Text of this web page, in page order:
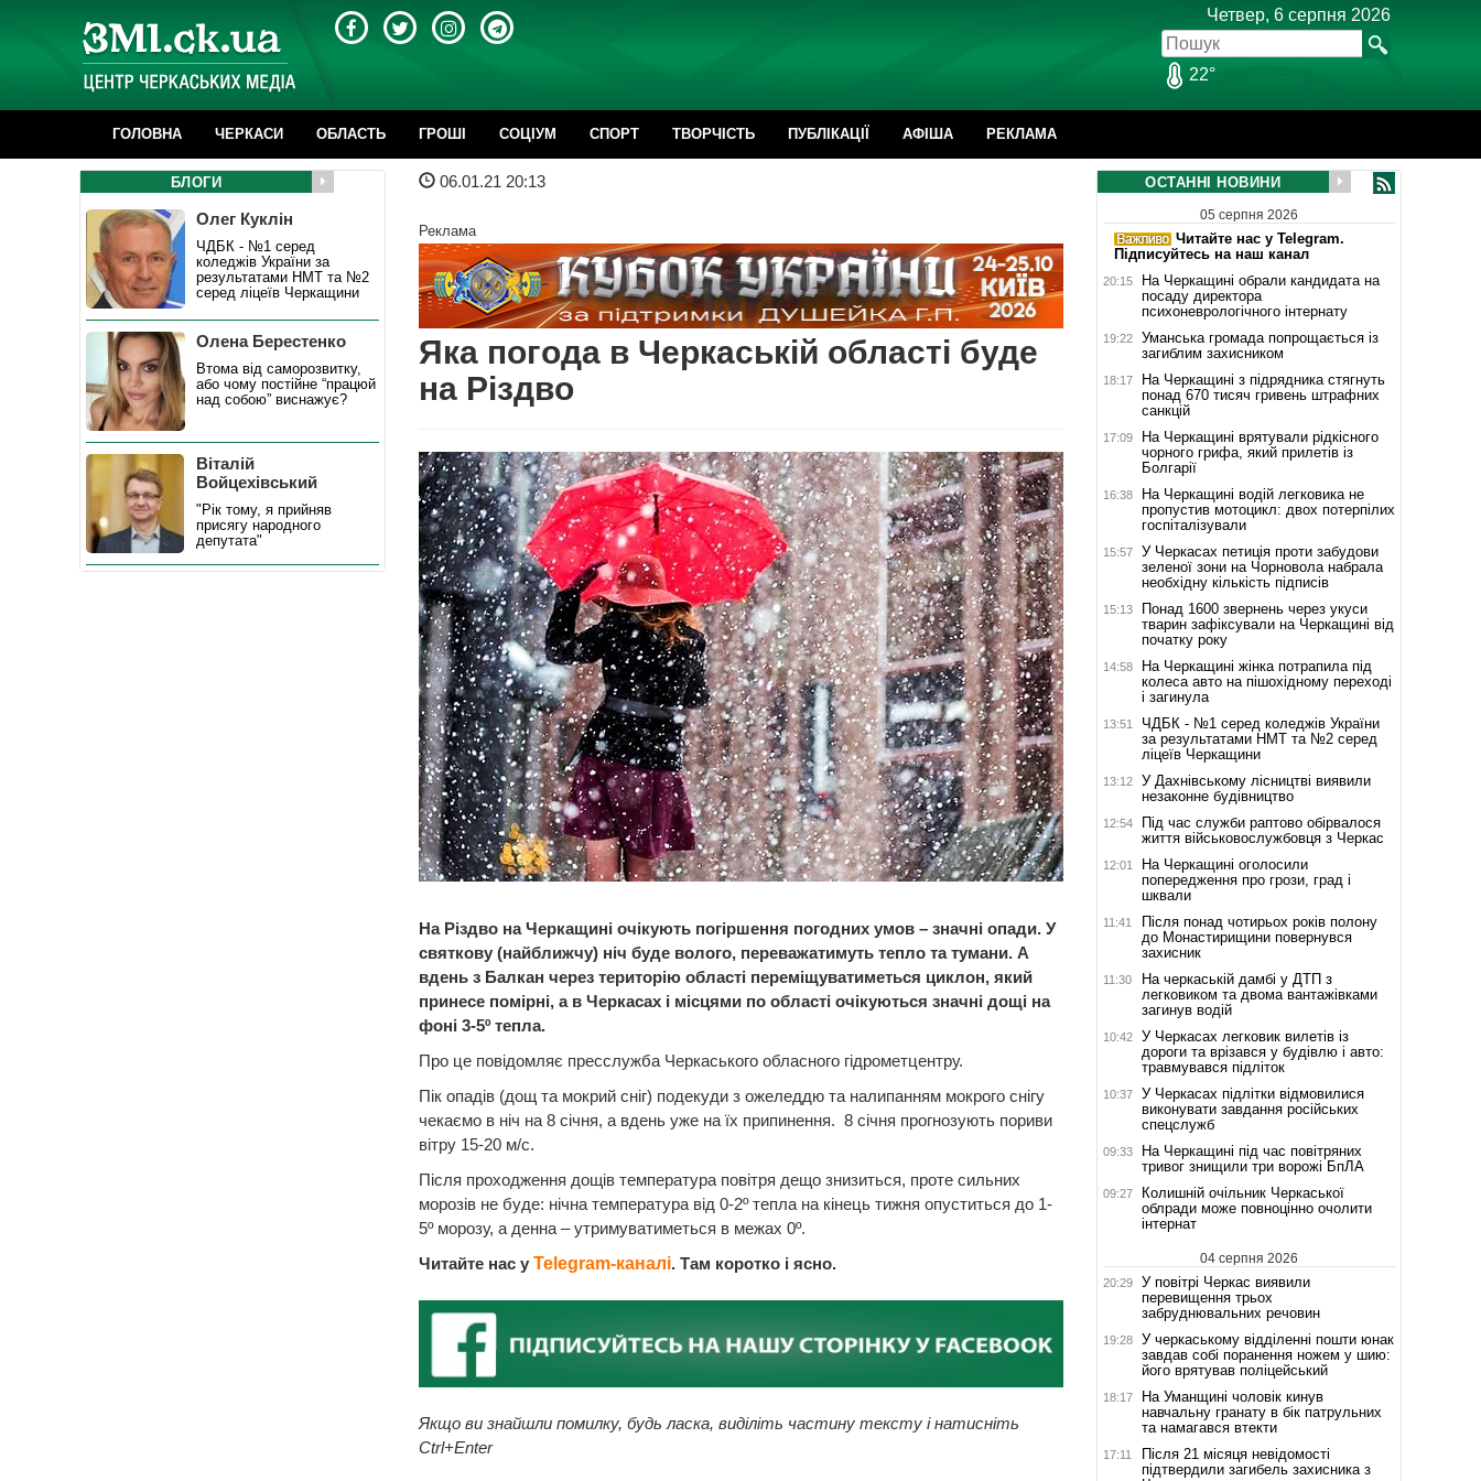
Четвер, 6 серпня 2026
22°
ГОЛОВНА ЧЕРКАСИ ОБЛАСТЬ ГРОШІ CОЦІУМ СПОРТ ТВОРЧІСТЬ ПУБЛІКАЦІЇ АФІША РЕКЛАМА
06.01.21 20:13
Реклама
Яка погода в Черкаській області буде
на Різдво
На Різдво на Черкащині очікують погіршення погодних умов – значні опади. У
святкову (найближчу) ніч буде волого, переважатимуть тепло та тумани. А
вдень з Балкан через територію області переміщуватиметься циклон, який
принесе помірні, а в Черкасах і місцями по області очікуються значні дощі на
фоні 3-5º тепла.
Про це повідомляє пресслужба Черкаського обласного гідрометцентру.
Пік опадів (дощ та мокрий сніг) подекуди з ожеледдю та налипанням мокрого снігу
чекаємо в ніч на 8 січня, а вдень уже на їх припинення. 8 січня прогнозують пориви
вітру 15-20 м/с.
Після проходження дощів температура повітря дещо знизиться, проте сильних
морозів не буде: нічна температура від 0-2º тепла на кінець тижня опуститься до 1-
5º морозу, а денна – утримуватиметься в межах 0º.
Читайте нас у Telegram-каналі. Там коротко і ясно.
Якщо ви знайшли помилку, будь ласка, виділіть частину тексту і натисніть
Ctrl+Enter
БЛОГИ
Олег Куклін
ЧДБК - №1 серед
коледжів України за
результатами НМТ та №2
серед ліцеїв Черкащини
Олена Берестенко
Втома від саморозвитку,
або чому постійне “працюй
над собою” виснажує?
Віталій
Войцехівський
"Рік тому, я прийняв
присягу народного
депутата"
ОСТАННІ НОВИНИ
05 серпня 2026
Читайте нас у Telegram.
Підписуйтесь на наш канал
20:15
На Черкащині обрали кандидата на
посаду директора
психоневрологічного інтернату
19:22
Уманська громада попрощається із
загиблим захисником
18:17
На Черкащині з підрядника стягнуть
понад 670 тисяч гривень штрафних
санкцій
17:09
На Черкащині врятували рідкісного
чорного грифа, який прилетів із
Болгарії
16:38
На Черкащині водій легковика не
пропустив мотоцикл: двох потерпілих
госпіталізували
15:57
У Черкасах петиція проти забудови
зеленої зони на Чорновола набрала
необхідну кількість підписів
15:13
Понад 1600 звернень через укуси
тварин зафіксували на Черкащині від
початку року
14:58
На Черкащині жінка потрапила під
колеса авто на пішохідному переході
і загинула
13:51
ЧДБК - №1 серед коледжів України
за результатами НМТ та №2 серед
ліцеїв Черкащини
13:12
У Дахнівському лісництві виявили
незаконне будівництво
12:54
Під час служби раптово обірвалося
життя військовослужбовця з Черкас
12:01
На Черкащині оголосили
попередження про грози, град і
шквали
11:41
Після понад чотирьох років полону
до Монастирищини повернувся
захисник
11:30
На черкаській дамбі у ДТП з
легковиком та двома вантажівками
загинув водій
10:42
У Черкасах легковик вилетів із
дороги та врізався у будівлю і авто:
травмувався підліток
10:37
У Черкасах підлітки відмовилися
виконувати завдання російських
спецслужб
09:33
На Черкащині під час повітряних
тривог знищили три ворожі БпЛА
09:27
Колишній очільник Черкаської
облради може повноцінно очолити
інтернат
04 серпня 2026
20:29
У повітрі Черкас виявили
перевищення трьох
забруднювальних речовин
19:28
У черкаському відділенні пошти юнак
завдав собі поранення ножем у шию:
його врятував поліцейський
18:17
На Уманщині чоловік кинув
навчальну гранату в бік патрульних
та намагався втекти
17:11
Після 21 місяця невідомості
підтвердили загибель захисника з